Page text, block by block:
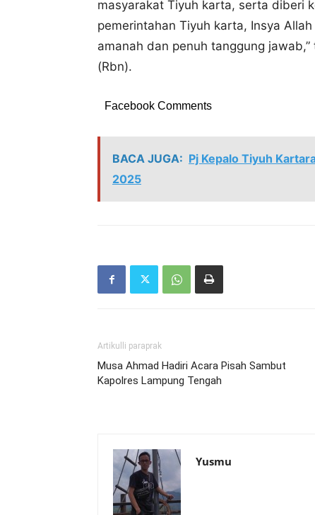
masyarakat Tiyuh karta, serta diberi
pemerintahan Tiyuh karta, Insya
amanah dan penuh tanggung
(Rbn).
Facebook Comments
BACA JUGA: Pj Kepalo Tiyuh
2025
Artikulli paraprak
Musa Ahmad Hadiri Acara Pisah Sambut
Kapolres Lampung Tengah
Yusmu